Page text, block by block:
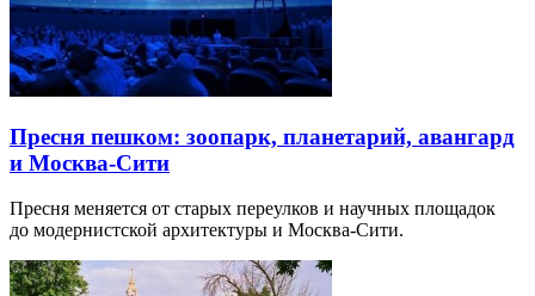
Пресня пешком: зоопарк, планетарий, авангард
и Москва-Сити
Пресня меняется от старых переулков и научных площадок
до модернистской архитектуры и Москва-Сити.